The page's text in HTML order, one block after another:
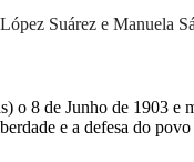
Suárez e Manuela
o 8 de Junho de 1903
e a defesa do